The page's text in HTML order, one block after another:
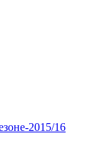
2015/16